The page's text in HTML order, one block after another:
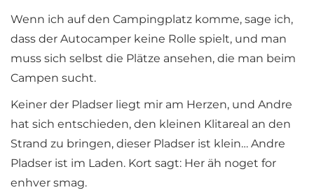
Wenn ich auf den Campingplatz komme, sage ich,
dass der Autocamper keine Rolle spielt, und man
muss sich selbst die Plätze ansehen, die man beim
Campen sucht.
Keiner der Pladser liegt mir am Herzen, und Andre
hat sich entschieden, den kleinen Klitareal an den
Strand zu bringen, dieser Pladser ist klein… Andre
Pladser ist im Laden. Kort sagt: Her äh noget for
enhver smag.